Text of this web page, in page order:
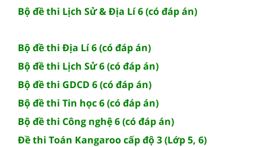
Bộ đề thi Lịch Sử & Địa Lí 6 (có đáp án)
Bộ đề thi Địa Lí 6 (có đáp án)
Bộ đề thi Lịch Sử 6 (có đáp án)
Bộ đề thi GDCD 6 (có đáp án)
Bộ đề thi Tin học 6 (có đáp án)
Bộ đề thi Công nghệ 6 (có đáp án)
Đề thi Toán Kangaroo cấp độ 3 (Lớp 5, 6)